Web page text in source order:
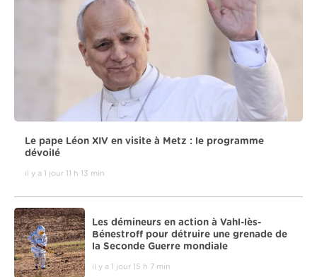
Le pape Léon XIV en visite à Metz : le programme
dévoilé
il y a 1 jour 11 h 13 min
Les démineurs en action à Vahl-lès-
Bénestroff pour détruire une grenade de
la Seconde Guerre mondiale
il y a 1 jour 15 h 7 min